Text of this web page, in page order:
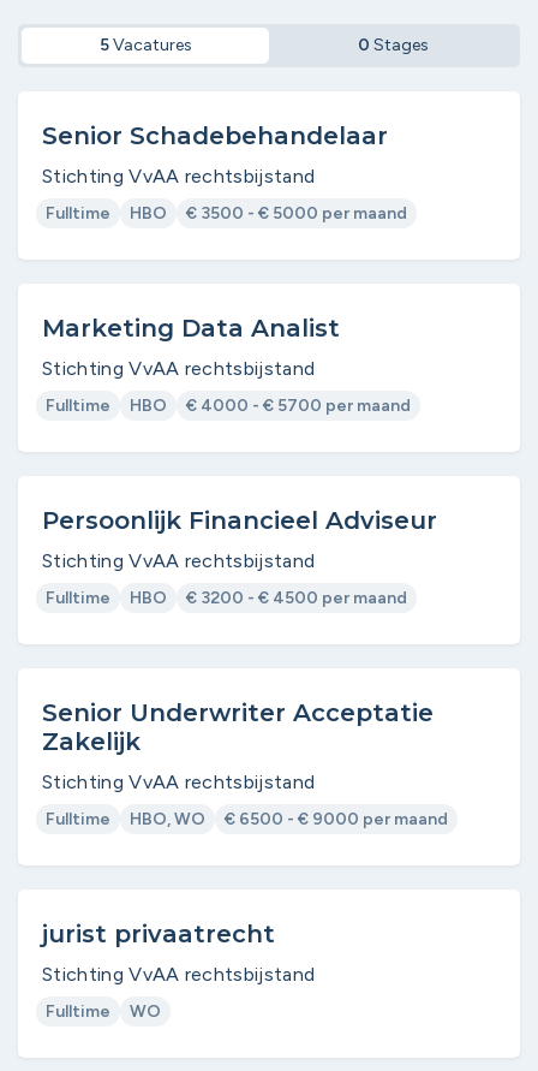
5Vacatures 0 Stages
Senior Schadebehandelaar
Stichting VvAA rechtsbijstand
Fulltime HBO € 3500 - € 5000 per maand
Marketing Data Analist
Stichting VvAA rechtsbijstand
Fulltime HBO € 4000 - € 5700 per maand
Persoonlijk Financieel Adviseur
Stichting VvAA rechtsbijstand
Fulltime HBO € 3200 - € 4500 per maand
Senior Underwriter Acceptatie
Zakelijk
Stichting VvAA rechtsbijstand
Fulltime HBO, WO € 6500 - € 9000 per maand
jurist privaatrecht
Stichting VvAA rechtsbijstand
Fulltime WO